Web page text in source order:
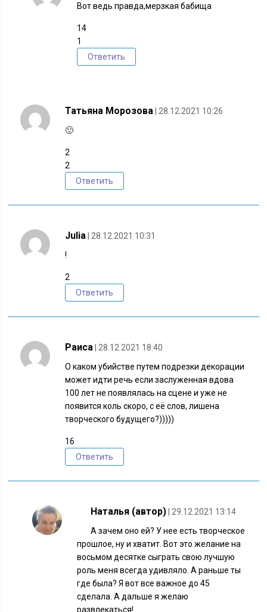
Вот ведь правда,мерзкая бабища
14
1
Ответить
Татьяна Морозова
| 28.12.2021 10:26
🙂
2
2
Ответить
Julia
| 28.12.2021 10:31
!
2
Ответить
Раиса
| 28.12.2021 18:40
О каком убийстве путем подрезки декорации
может идти речь если заслуженная вдова
100 лет не появлялась на сцене и уже не
появится коль скоро, с её слов, лишена
творческого будущего?)))))
16
Ответить
Наталья (автор)
| 29.12.2021 13:14
А зачем оно ей? У нее есть творческое
прошлое, ну и хватит. Вот это желание на
восьмом десятке сыграть свою лучшую
роль меня всегда удивляло. А раньше ты
где была? Я вот все важное до 45
сделала. А дальше я желаю
развлекаться!